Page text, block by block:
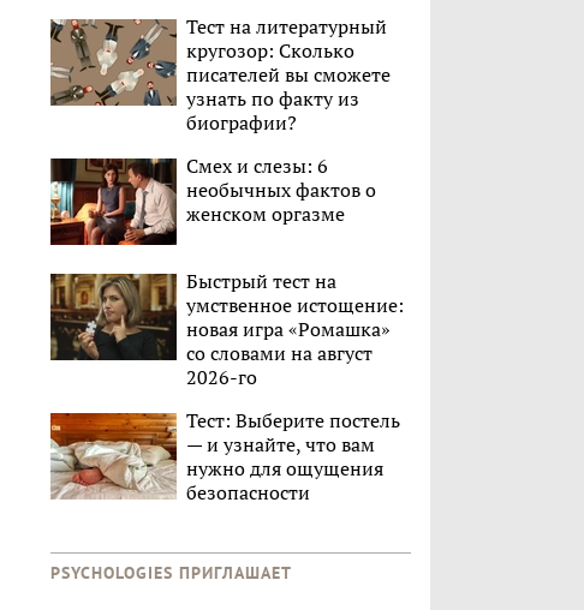
Тест на литературный
кругозор: Сколько
писателей вы сможете
узнать по факту из
биографии?
Смех и слезы: 6
необычных фактов о
женском оргазме
Быстрый тест на
умственное истощение:
новая игра «Ромашка»
со словами на август
2026-го
Тест: Выберите постель
— и узнайте, что вам
нужно для ощущения
безопасности
PSYCHOLOGIES ПРИГЛАШАЕТ